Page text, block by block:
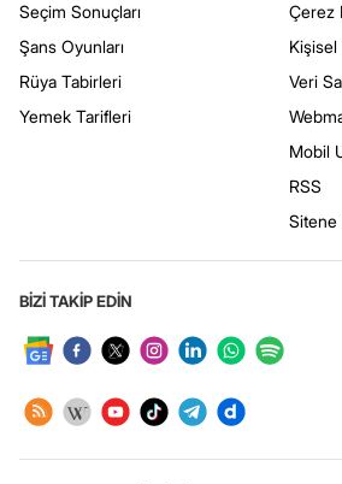
Seçim Sonuçları
Şans Oyunları
Rüya Tabirleri
Yemek Tarifleri
Çerez
Kişisel
Veri
Mobil
RSS
Sitene
BİZİ TAKİP EDİN